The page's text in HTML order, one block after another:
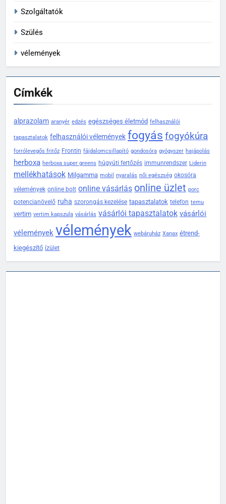
Szolgáltatók
Szülés
vélemények
Címkék
alprazolam aranyér edzés egészséges életmód felhasználói
tapasztalatok felhasználói vélemények fogyás fogyókúra
forrólevegős fritőz Frontin fájdalomcsillapító gondosóra gyógyszer hajápolás
herboxa herboxa super greens húgyúti fertőzés immunrendszer Liderin
mellékhatások Milgamma mobil nyaralás női egészség okosóra
vélemények online bolt online vásárlás online üzlet porc
potencianövelő ruha szorongás kezelése tapasztalatok telefon temu
vertim vertim kapszula vásárlás vásárlói tapasztalatok vásárlói
vélemények vélemények webáruház Xanax étrend-
kiegészítő ízület